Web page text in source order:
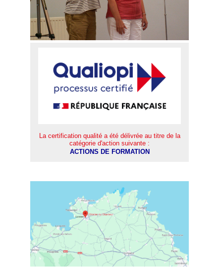
La certification qualité a été délivrée au titre de la
catégorie d'action suivante :
ACTIONS DE FORMATION